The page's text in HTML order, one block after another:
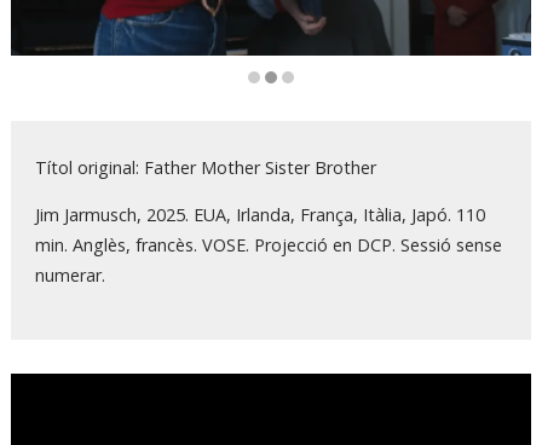
Títol original: Father Mother Sister Brother
Jim Jarmusch, 2025. EUA, Irlanda, França, Itàlia, Japó. 110
min. Anglès, francès. VOSE. Projecció en DCP. Sessió sense
numerar.